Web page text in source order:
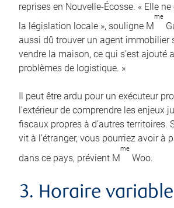
reprises en Nouvelle-Écosse. « Elle
la législation locale », souligne M
me
aussi dû trouver un agent immobilier
vendre la maison, ce qui s’est ajouté
problèmes de logistique. »
Il peut être ardu pour un exécuteur
l’extérieur de comprendre les enjeux
fiscaux propres à d’autres territoires.
vit à l’étranger, vous pourriez avoir à
dans ce pays, prévient M
me
Woo.
3. Horaire variable